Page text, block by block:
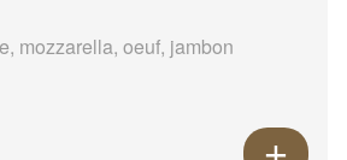
mozzarella, oeuf, jambon